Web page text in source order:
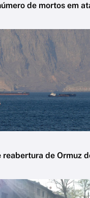
de mortos em
reabertura de Ormuz